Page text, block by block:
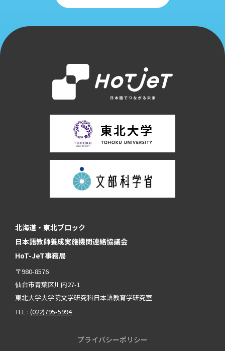
北海道・東北ブロック
日本語教師養成実施機関連絡協議会
HoT-JeT事務局
〒980-8576
仙台市青葉区川内27-1
東北大学大学院文学研究科日本語教育学研究室
TEL : (022)795-5994
プライバシーポリシー